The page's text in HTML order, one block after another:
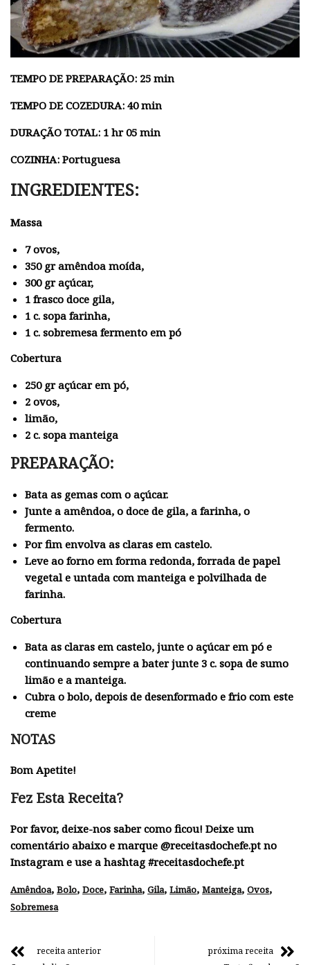
TEMPO DE PREPARAÇÃO: 25 min
TEMPO DE COZEDURA: 40 min
DURAÇÃO TOTAL: 1 hr 05 min
COZINHA: Portuguesa
INGREDIENTES:
Massa
7 ovos,
350 gr amêndoa moída,
300 gr açúcar,
1 frasco doce gila,
1 c. sopa farinha,
1 c. sobremesa fermento em pó
Cobertura
250 gr açúcar em pó,
2 ovos,
limão,
2 c. sopa manteiga
PREPARAÇÃO:
Bata as gemas com o açúcar.
Junte a amêndoa, o doce de gila, a farinha, o
fermento.
Por fim envolva as claras em castelo.
Leve ao forno em forma redonda, forrada de papel
vegetal e untada com manteiga e polvilhada de
farinha.
Cobertura
Bata as claras em castelo, junte o açúcar em pó e
continuando sempre a bater junte 3 c. sopa de sumo
limão e a manteiga.
Cubra o bolo, depois de desenformado e frio com este
creme
NOTAS
Bom Apetite!
Fez Esta Receita?
Por favor, deixe-nos saber como ficou! Deixe um
comentário abaixo e marque @receitasdochefe.pt no
Instagram e use a hashtag #receitasdochefe.pt
Amêndoa, Bolo, Doce, Farinha, Gila, Limão, Manteiga, Ovos,
Sobremesa
receita anterior
próxima receita